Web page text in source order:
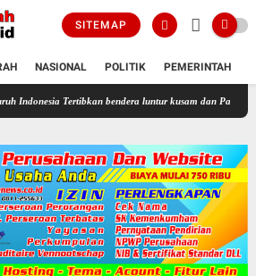
SITEMAP
NASIONAL POLITIK PEMERINTAH
RI Perintahkan Semua Aparatur Negara Di